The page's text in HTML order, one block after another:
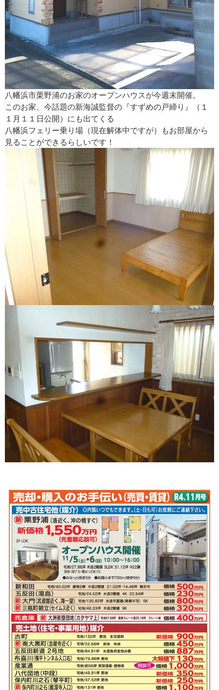
八幡浜市栗野浦のお家のオープンハウスが今週末開催。
このお家、今話題の新海誠監督の『すずめの戸締り』（１
１月１１日公開）にも出てくる
八幡浜フェリー乗り場（現在解体中ですが）もお部屋から
見ることができるらしいです！